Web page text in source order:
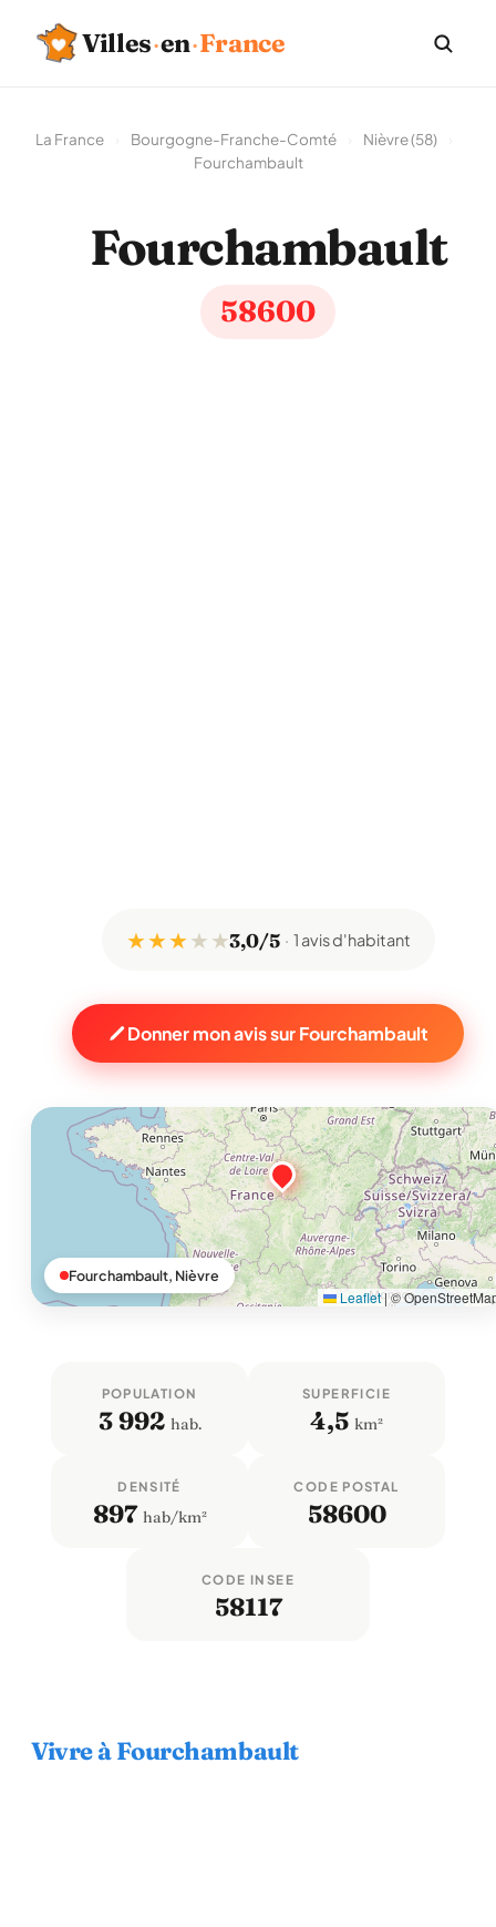
Villes·en·France
La France Bourgogne-Franche-Comté Nièvre (58)
Fourchambault
Fourchambault
58600
★ ★ ★★ ★3,0/5 1 avis d'habitant
Donner mon avis sur Fourchambault
Leaflet|©
Fourchambault, Nièvre
POPULATION
3 992 hab.
SUPERFICIE
4,5 km²
DENSITÉ
897 hab/km²
CODE POSTAL
58600
CODE INSEE
58117
Vivre à Fourchambault